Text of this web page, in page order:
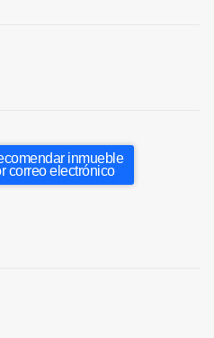
inmueble
correo electrónico